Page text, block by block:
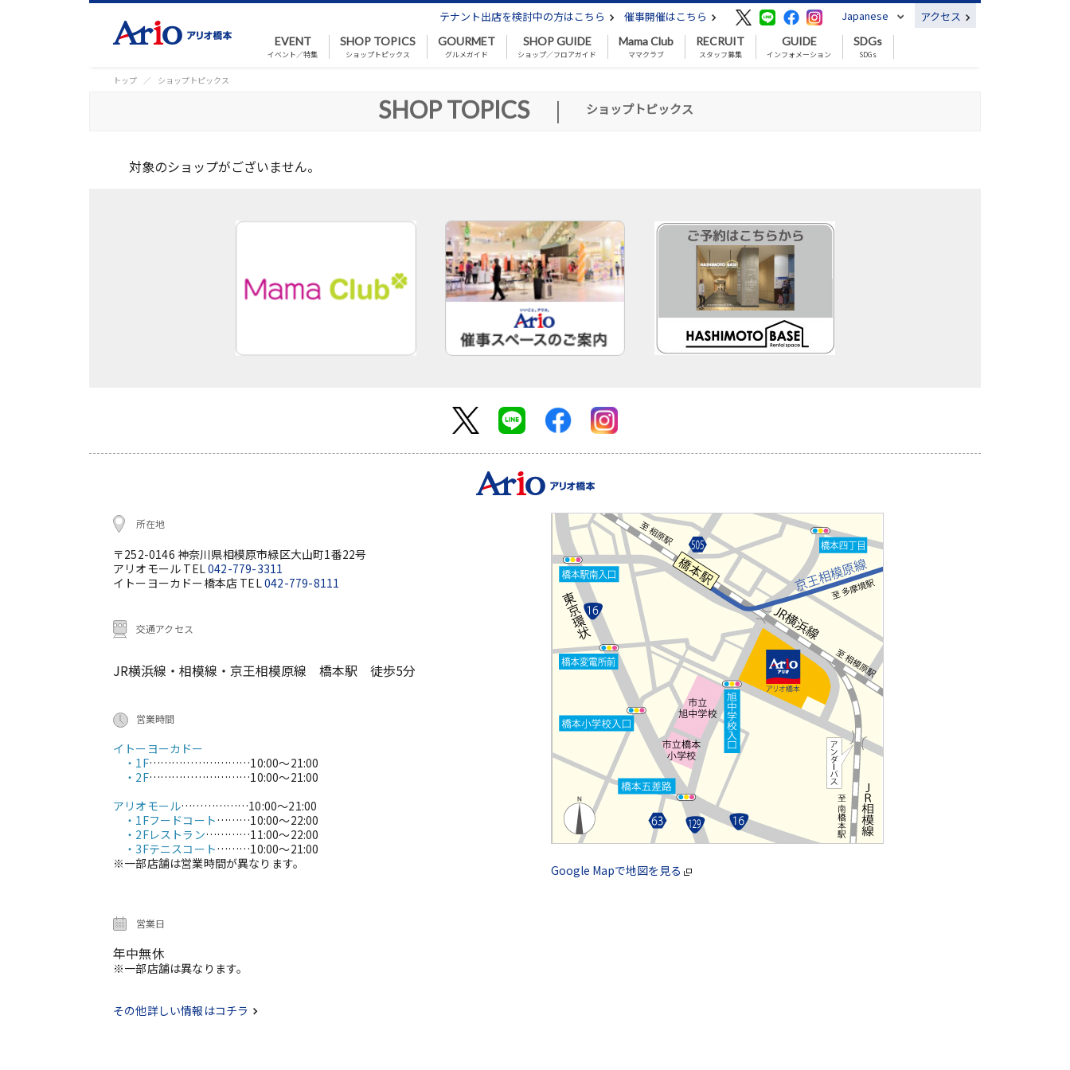
テナント出店を検討中の方はこちら 催事開催はこちら Japanese アクセス
EVENT
イベント／特集
SHOP TOPICS
ショップトピックス
GOURMET
グルメガイド
SHOP GUIDE
ショップ／フロアガイド
Mama Club
ママクラブ
RECRUIT
スタッフ募集
GUIDE
インフォメーション
SDGs
SDGs
トップ ショップトピックス
SHOP TOPICS | ショップトピックス
対象のショップがございません。
所在地
〒252-0146 神奈川県相模原市緑区大山町1番22号
アリオモール TEL042-779-3311
イトーヨーカドー橋本店 TEL042-779-8111
交通アクセス
JR横浜線・相模線・京王相模原線 橋本駅 徒歩5分
営業時間
イトーヨーカドー
・1F………………………10:00～21:00
・2F………………………10:00～21:00
アリオモール………………10:00～21:00
・1Fフードコート………10:00～22:00
・2Fレストラン…………11:00～22:00
・3Fテニスコート………10:00～21:00
※一部店舗は営業時間が異なります。
営業日
年中無休
※一部店舗は異なります。
その他詳しい情報はコチラ
Google Mapで地図を見る